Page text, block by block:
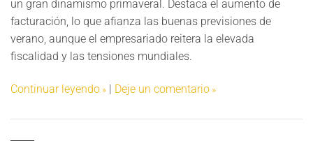
un gran dinamismo primaveral. Destaca el aumento de
facturación, lo que afianza las buenas previsiones de
verano, aunque el empresariado reitera la elevada
fiscalidad y las tensiones mundiales.
Continuar leyendo | Deje un comentario